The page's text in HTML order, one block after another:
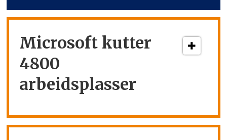
Microsoft kutter
4800
arbeidsplasser